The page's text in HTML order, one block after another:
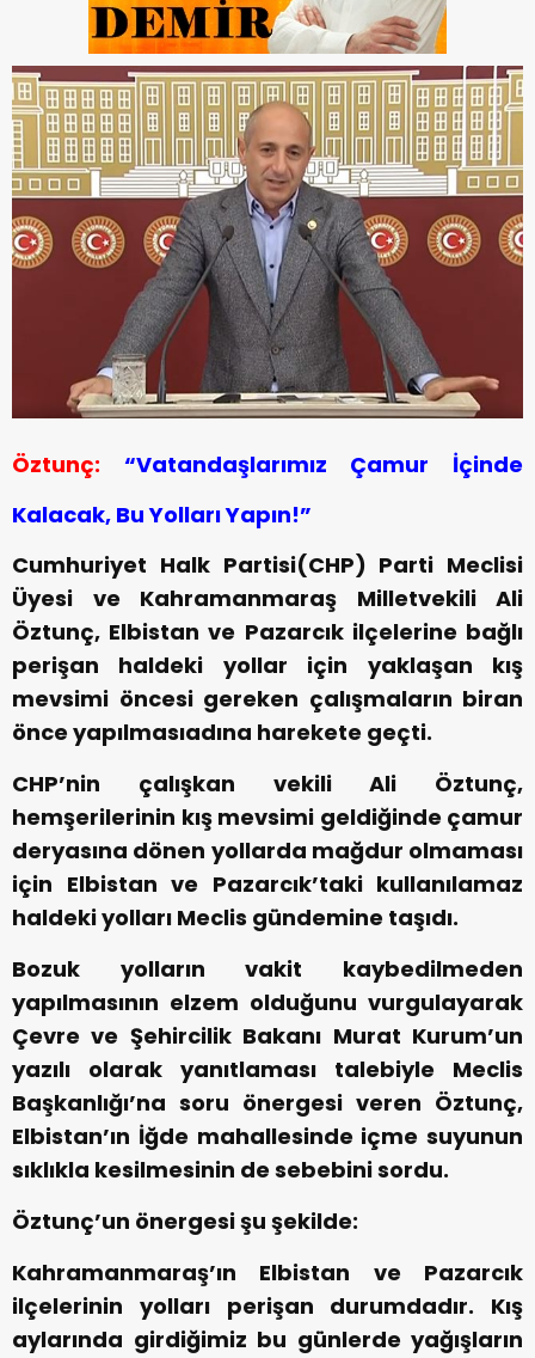
Öztunç: “Vatandaşlarımız Çamur İçinde
Kalacak, Bu Yolları Yapın!”
Cumhuriyet Halk Partisi(CHP) Parti Meclisi
Üyesi ve Kahramanmaraş Milletvekili Ali
Öztunç, Elbistan ve Pazarcık ilçelerine bağlı
perişan haldeki yollar için yaklaşan kış
mevsimi öncesi gereken çalışmaların biran
önce yapılmasıadına harekete geçti.
CHP’nin çalışkan vekili Ali Öztunç,
hemşerilerinin kış mevsimi geldiğinde çamur
deryasına dönen yollarda mağdur olmaması
için Elbistan ve Pazarcık’taki kullanılamaz
haldeki yolları Meclis gündemine taşıdı.
Bozuk yolların vakit kaybedilmeden
yapılmasının elzem olduğunu vurgulayarak
Çevre ve Şehircilik Bakanı Murat Kurum’un
yazılı olarak yanıtlaması talebiyle Meclis
Başkanlığı’na soru önergesi veren Öztunç,
Elbistan’ın İğde mahallesinde içme suyunun
sıklıkla kesilmesinin de sebebini sordu.
Öztunç’un önergesi şu şekilde:
Kahramanmaraş’ın Elbistan ve Pazarcık
ilçelerinin yolları perişan durumdadır. Kış
aylarında girdiğimiz bu günlerde yağışların